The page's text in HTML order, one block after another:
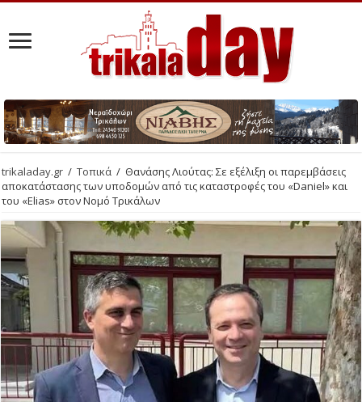
trikaladay.gr / Τοπικά / Θανάσης Λιούτας: Σε εξέλιξη οι παρεμβάσεις
αποκατάστασης των υποδομών από τις καταστροφές του «Daniel» και
του «Elias» στον Νομό Τρικάλων